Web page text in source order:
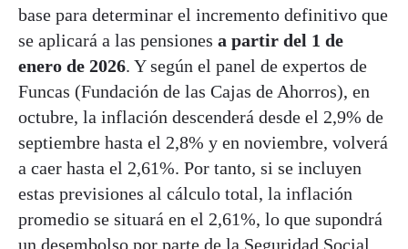
base para determinar el incremento definitivo que
se aplicará a las pensiones a partir del 1 de
enero de 2026. Y según el panel de expertos de
Funcas (Fundación de las Cajas de Ahorros), en
octubre, la inflación descenderá desde el 2,9% de
septiembre hasta el 2,8% y en noviembre, volverá
a caer hasta el 2,61%. Por tanto, si se incluyen
estas previsiones al cálculo total, la inflación
promedio se situará en el 2,61%, lo que supondrá
un desembolso por parte de la Seguridad Social